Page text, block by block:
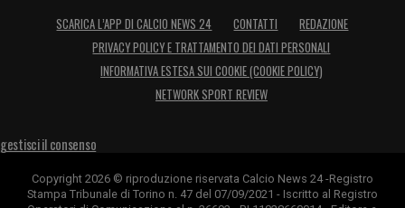
SCARICA L’APP DI CALCIO NEWS 24 CONTATTI
REDAZIONE
PRIVACY POLICY E TRATTAMENTO DEI DATI PERSONALI
INFORMATIVA ESTESA SUI COOKIE (COOKIE POLICY)
NETWORK SPORT REVIEW
gestisci il consenso
Copyright 2026 © riproduzione riservata Calcio News 24 -Registro
Stampa Tribunale di Torino n. 47 del 07/09/2021 - Iscritto al Registro